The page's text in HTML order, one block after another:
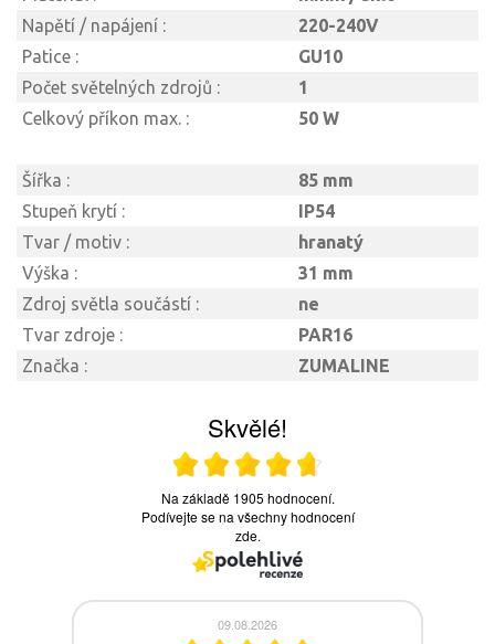
Napětí / napájení :
220-240V
Patice :
GU10
Počet světelných zdrojů :
1
Celkový příkon max. :
50 W
Šířka :
85 mm
Stupeň krytí :
IP54
Tvar / motiv :
hranatý
Výška :
31 mm
Zdroj světla součástí :
ne
Tvar zdroje :
PAR16
Značka :
ZUMALINE